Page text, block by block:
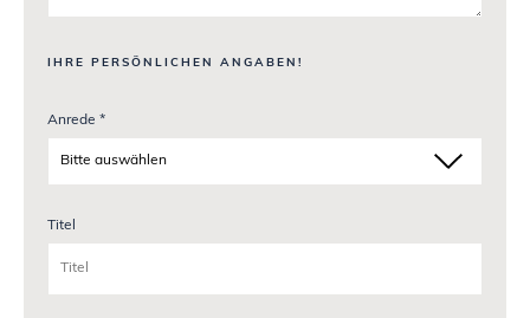
IHRE PERSÖNLICHEN ANGABEN!
Anrede *
Titel